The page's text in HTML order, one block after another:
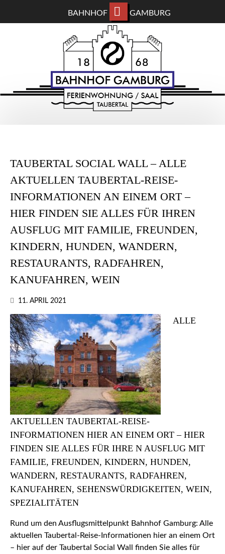
BAHNHOF GAMBURG
BAHNHOF GAMBURG
Ferienwohnung und Eventsaal im Taubertal
TAUBERTAL SOCIAL WALL – ALLE
AKTUELLEN TAUBERTAL-REISE-
INFORMATIONEN AN EINEM ORT –
HIER FINDEN SIE ALLES FÜR IHREN
AUSFLUG MIT FAMILIE, FREUNDEN,
KINDERN, HUNDEN, WANDERN,
RESTAURANTS, RADFAHREN,
KANUFAHREN, WEIN
11. APRIL 2021
ALLE
AKTUELLEN TAUBERTAL-REISE-
INFORMATIONEN HIER AN EINEM ORT – HIER
FINDEN SIE ALLES FÜR IHRE N AUSFLUG MIT
FAMILIE, FREUNDEN, KINDERN, HUNDEN,
WANDERN, RESTAURANTS, RADFAHREN,
KANUFAHREN, SEHENSWÜRDIGKEITEN, WEIN,
SPEZIALITÄTEN
Rund um den Ausflugsmittelpunkt Bahnhof Gamburg: Alle
aktuellen Taubertal-Reise-Informationen hier an einem Ort
– hier auf der Taubertal Social Wall finden Sie alles für